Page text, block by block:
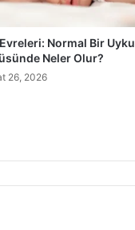
Normal Bir Uyku
Neler Olur?
26, 2026